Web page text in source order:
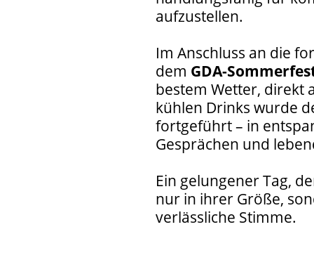
aufzustellen.
Im Anschluss an die
dem GDA-
bestem Wetter, direkt
kühlen Drinks wurde
fortgeführt – in
Gesprächen und
Ein gelungener Tag,
nur in ihrer Größe,
verlässliche Stimme.